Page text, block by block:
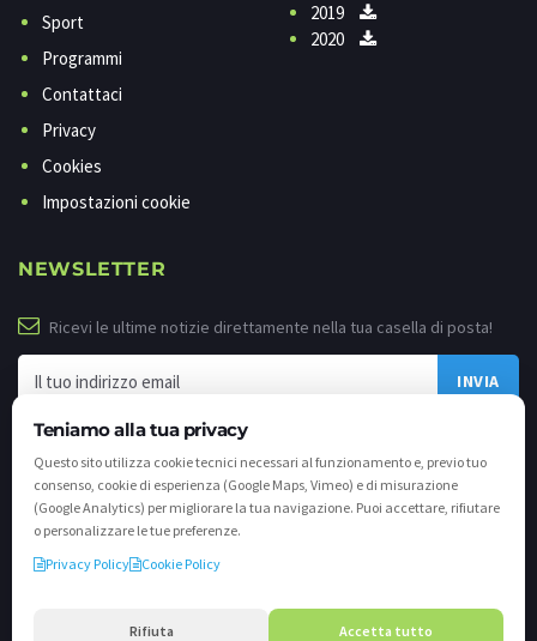
Teniamo alla tua privacy
Questo sito utilizza cookie tecnici necessari al funzionamento e, previo tuo
consenso, cookie di esperienza (Google Maps, Vimeo) e di misurazione
(Google Analytics) per migliorare la tua navigazione. Puoi accettare, rifiutare
o personalizzare le tue preferenze.
Privacy Policy
Cookie Policy
Rifiuta Accetta tutto
Sport
Programmi
Contattaci
Privacy
Cookies
Impostazioni cookie
2019
2020
NEWSLETTER
Ricevi le ultime notizie direttamente nella tua casella di posta!
Darfo Boario Terme (Bs) P.IVA e C.F. 02539810982 - REA / CCIAA (Bs) n. 458309